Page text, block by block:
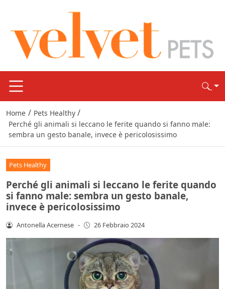
Home / Pets Healthy /
Perché gli animali si leccano le ferite quando si fanno male:
sembra un gesto banale, invece è pericolosissimo
Pets Healthy
Perché gli animali si leccano le ferite quando
si fanno male: sembra un gesto banale,
invece è pericolosissimo
Antonella Acernese - 26 Febbraio 2024